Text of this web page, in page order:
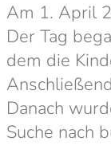
Am 1. April
Der Tag
dem die
Danach
Suche nach